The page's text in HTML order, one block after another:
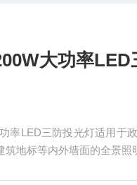
大功率LED
率LED三防投光灯适用于
地标等内外墙面的全景照